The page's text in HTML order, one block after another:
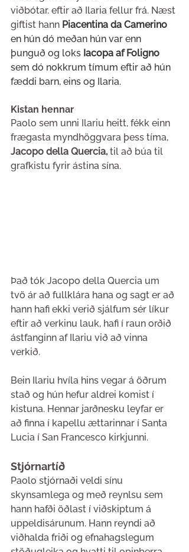
viðbótar. eftir að Ilaria fellur frá. Næst
giftist hann Piacentina da Camerino
en hún dó meðan hún var enn
þunguð og loks Iacopa af Foligno
sem dó nokkrum tímum eftir að hún
fæddi barn, eins og Ilaria.
Kistan hennar
Paolo sem unni Ilariu heitt, fékk einn
frægasta myndhöggvara þess tíma,
Jacopo della Quercia, til að búa til
grafkistu fyrir ástina sína.
Það tók Jacopo della Quercia um
tvö ár að fullklára hana og sagt er að
hann hafi ekki verið sjálfum sér líkur
eftir að verkinu lauk, hafi í raun orðið
ástfanginn af Ilariu við að vinna
verkið.
Bein Ilariu hvíla hins vegar á öðrum
stað og hún hefur aldrei komist í
kistuna. Hennar jarðnesku leyfar er
að finna í kapellu ættarinnar í Santa
Lucia í San Francesco kirkjunni.
Stjórnartíð
Paolo stjórnaði veldi sínu
skynsamlega og með reynlsu sem
hann hafði öðlast í viðskiptum á
uppeldisárunum. Hann reyndi að
viðhalda friði og efnahagslegum